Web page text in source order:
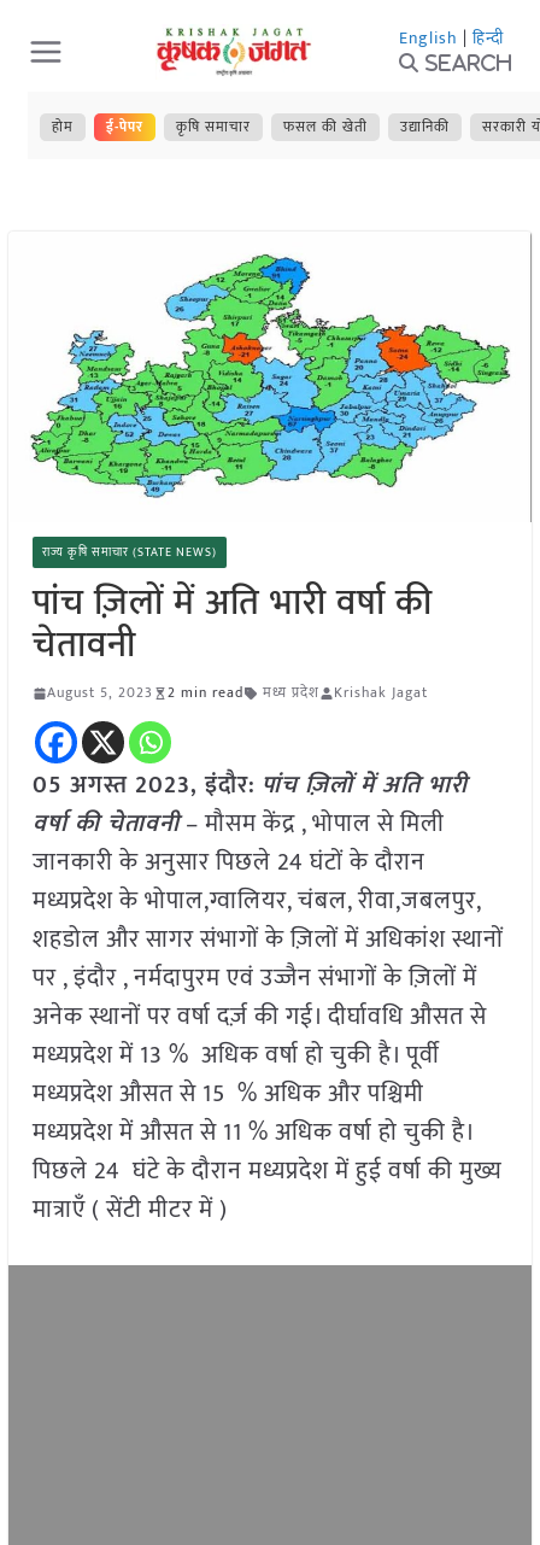
Skip
to
content
English | हिन्दी
Search
होम ई-पेपर कृषि समाचार फसल की खेती उद्यानिकी सरकारी
राज्य कृषि समाचार (STATE NEWS)
पांच ज़िलों में अति भारी वर्षा की
चेतावनी
August 5, 2023 2 min read मध्य प्रदेश Krishak Jagat
05 अगस्त 2023, इंदौर: पांच ज़िलों में अति भारी
वर्षा की चेतावनी– मौसम केंद्र , भोपाल से मिली
जानकारी के अनुसार पिछले 24 घंटों के दौरान
मध्यप्रदेश के भोपाल,ग्वालियर, चंबल, रीवा,जबलपुर,
शहडोल और सागर संभागों के ज़िलों में अधिकांश स्थानों
पर , इंदौर , नर्मदापुरम एवं उज्जैन संभागों के ज़िलों में
अनेक स्थानों पर वर्षा दर्ज़ की गई। दीर्घावधि औसत से
मध्यप्रदेश में 13 % अधिक वर्षा हो चुकी है। पूर्वी
मध्यप्रदेश औसत से 15 % अधिक और पश्चिमी
मध्यप्रदेश में औसत से 11 % अधिक वर्षा हो चुकी है।
पिछले 24 घंटे के दौरान मध्यप्रदेश में हुई वर्षा की मुख्य
मात्राएँ ( सेंटी मीटर में )